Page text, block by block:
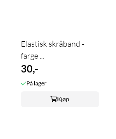
Elastisk skråband -
farge ...
30,-
På lager
Kjøp